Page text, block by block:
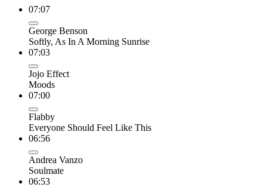
07:07
George Benson
Softly, As In A Morning Sunrise
07:03
Jojo Effect
Moods
07:00
Flabby
Everyone Should Feel Like This
06:56
Andrea Vanzo
Soulmate
06:53